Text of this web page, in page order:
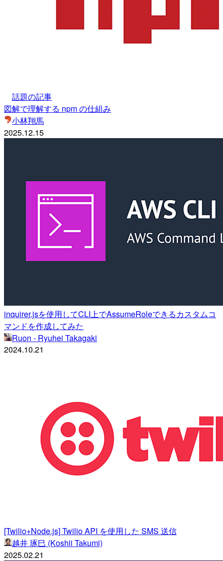
話題の記事
図解で理解する npm の仕組み
小林翔馬
2025.12.15
inquirer.jsを使用してCLI上でAssumeRoleできるカスタムコ
マンドを作成してみた
Ruon - Ryuhei Takagaki
2024.10.21
[Twilio+Node.js] Twilio API を使用した SMS 送信
越井 琢巳 (Koshii Takumi)
2025.02.21